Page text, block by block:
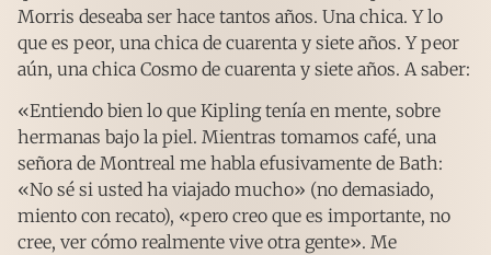
Morris deseaba ser hace tantos años. Una chica. Y lo
que es peor, una chica de cuarenta y siete años. Y peor
aún, una chica Cosmo de cuarenta y siete años. A saber:
«Entiendo bien lo que Kipling tenía en mente, sobre
hermanas bajo la piel. Mientras tomamos café, una
señora de Montreal me habla efusivamente de Bath:
«No sé si usted ha viajado mucho» (no demasiado,
miento con recato), «pero creo que es importante, no
cree, ver cómo realmente vive otra gente». Me